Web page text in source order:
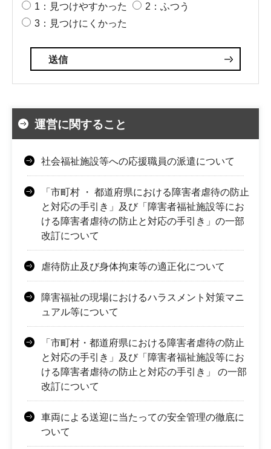
1：見つけやすかった
2：ふつう
3：見つけにくかった
運営に関すること
社会福祉施設等への応援職員の派遣について
「市町村 ・ 都道府県における障害者虐待の防止
と対応の手引き」及び「障害者福祉施設等にお
ける障害者虐待の防止と対応の手引き」の一部
改訂について
虐待防止及び身体拘束等の適正化について
障害福祉の現場におけるハラスメント対策マニ
ュアル等について
「市町村・都道府県における障害者虐待の防止
と対応の手引き」及び「障害者福祉施設等にお
ける障害者虐待の防止と対応の手引き」 の一部
改訂について
車両による送迎に当たっての安全管理の徹底に
ついて